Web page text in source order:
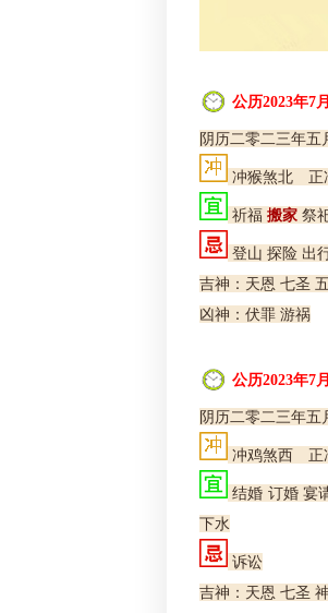
公历2023年7
阴历二零二三年
冲猴煞北 正
祈福 搬家 祭
登山 探险 出
吉神：天恩 七圣
凶神：伏罪 游祸
公历2023年7
阴历二零二三年
冲鸡煞西 正
结婚 订婚 宴
下水
诉讼
吉神：天恩 七圣